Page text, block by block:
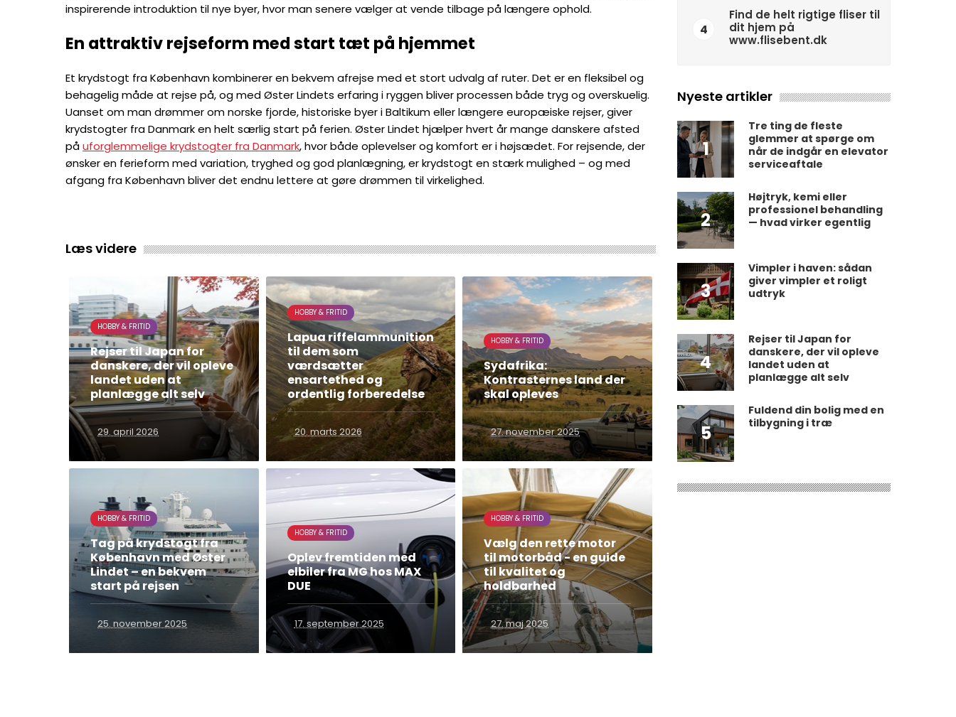
inspirerende introduktion til nye byer, hvor man senere vælger at vende tilbage på længere ophold.
En attraktiv rejseform med start tæt på hjemmet
Et krydstogt fra København kombinerer en bekvem afrejse med et stort udvalg af ruter. Det er en fleksibel og
behagelig måde at rejse på, og med Øster Lindets erfaring i ryggen bliver processen både tryg og overskuelig.
Uanset om man drømmer om norske fjorde, historiske byer i Baltikum eller længere europæiske rejser, giver
krydstogter fra Danmark en helt særlig start på ferien. Øster Lindet hjælper hvert år mange danskere afsted
påuforglemmelige krydstogter fra Danmark, hvor både oplevelser og komfort er i højsædet. For rejsende, der
ønsker en ferieform med variation, tryghed og god planlægning, er krydstogt en stærk mulighed – og med
afgang fra København bliver det endnu lettere at gøre drømmen til virkelighed.
Læs videre
HOBBY & FRITID
Rejser til Japan for
danskere, der vil opleve
landet uden at
planlægge alt selv
29. april 2026
HOBBY & FRITID
Lapua riffelammunition
til dem som
værdsætter
ensartethed og
ordentlig forberedelse
20. marts 2026
HOBBY & FRITID
Sydafrika:
Kontrasternes land der
skal opleves
27. november 2025
HOBBY & FRITID
Tag på krydstogt fra
København med Øster
Lindet – en bekvem
start på rejsen
25. november 2025
HOBBY & FRITID
Oplev fremtiden med
elbiler fra MG hos MAX
DUE
17. september 2025
HOBBY & FRITID
Vælg den rette motor
til motorbåd - en guide
til kvalitet og
holdbarhed
27. maj 2025
4
Find de helt rigtige fliser til
dit hjem på
www.flisebent.dk
Nyeste artikler
1
Tre ting de fleste
glemmer at spørge om
når de indgår en elevator
serviceaftale
2
Højtryk, kemi eller
professionel behandling
— hvad virker egentlig
3
Vimpler i haven: sådan
giver vimpler et roligt
udtryk
4
Rejser til Japan for
danskere, der vil opleve
landet uden at
planlægge alt selv
5
Fuldend din bolig med en
tilbygning i træ